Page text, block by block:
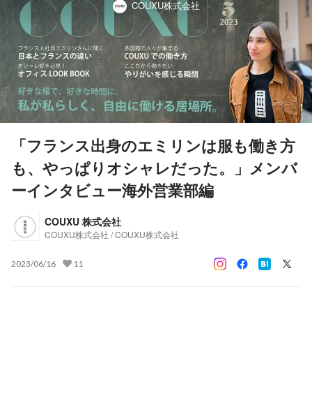
COUXU株式会社
「フランス出身のエミリンは服も働き方
も、やっぱりオシャレだった。」メンバ
ーインタビュー海外営業部編
COUXU 株式会社
COUXU株式会社 / COUXU株式会社
2023/06/16 11